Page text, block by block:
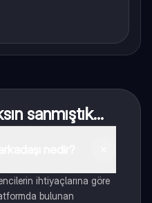
sanmıştık...
ihtiyaçlarına göre
bulunan